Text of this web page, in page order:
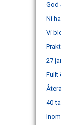
God
Ni
Vi
27
Fullt
40-